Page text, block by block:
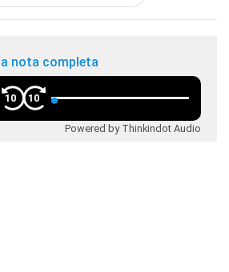
nota completa
10 10
Powered by Thinkindot Audio